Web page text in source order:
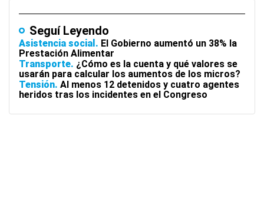
Seguí Leyendo
Asistencia social
El Gobierno aumentó un 38% la
Prestación Alimentar
Transporte ¿Cómo es la cuenta y qué valores se
usarán para calcular los aumentos de los micros?
Tensión Al menos 12 detenidos y cuatro agentes
heridos tras los incidentes en el Congreso